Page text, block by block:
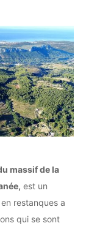
massif de la
est un
restanques a
qui se sont